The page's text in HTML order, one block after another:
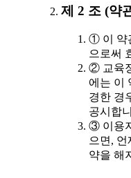
제 2 조 (약
① 이 약
으로써
② 교육
에는 이
경한 경
공시합
③ 이용
으면, 언
약을 해